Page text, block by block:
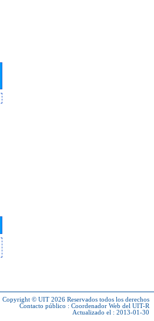
Copyright © UIT 2026 Reservados todos los derechos
Contacto público : Coordenador Web del UIT-R
Actualizado el : 2013-01-30